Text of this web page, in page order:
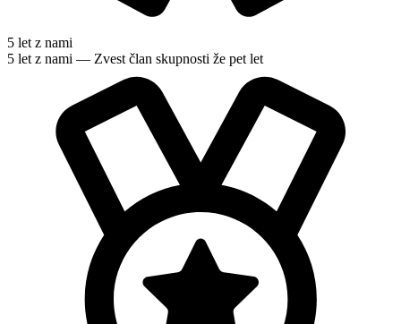
5 let z nami
5 let z nami — Zvest član skupnosti že pet let